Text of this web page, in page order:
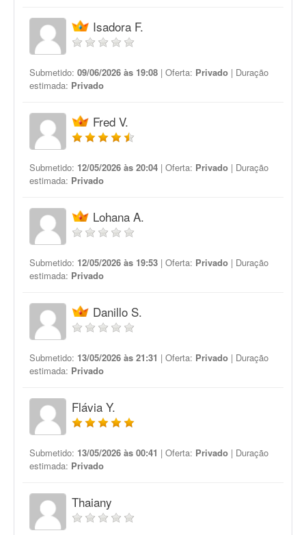
Isadora F.
Submetido: 09/06/2026 às 19:08 | Oferta: Privado | Duração
estimada: Privado
Fred V.
Submetido: 12/05/2026 às 20:04 | Oferta: Privado | Duração
estimada: Privado
Lohana A.
Submetido: 12/05/2026 às 19:53 | Oferta: Privado | Duração
estimada: Privado
Danillo S.
Submetido: 13/05/2026 às 21:31 | Oferta: Privado | Duração
estimada: Privado
Flávia Y.
Submetido: 13/05/2026 às 00:41 | Oferta: Privado | Duração
estimada: Privado
Thaiany